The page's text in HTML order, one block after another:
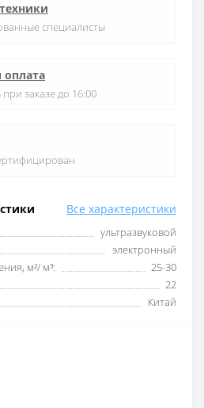
Все характеристики
ультразвуковой
электронный
м²/ м³:
25-30
22
Китай
специалисты
оплата
заказе до 16:00